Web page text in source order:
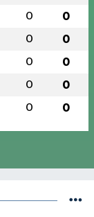
0 0
0 0
0 0
0 0
0 0